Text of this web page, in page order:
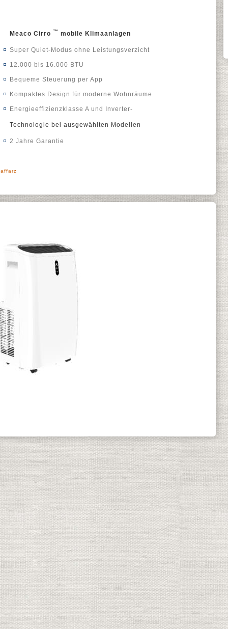
Meaco Cirro ™ mobile Klimaanlagen
Super Quiet-Modus ohne Leistungsverzicht
12.000 bis 16.000 BTU
Bequeme Steuerung per App
Kompaktes Design für moderne Wohnräume
Energieeffizienzklasse A und Inverter-
Technologie bei ausgewählten Modellen
2 Jahre Garantie